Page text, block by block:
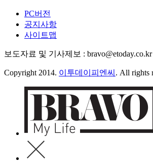
PC버전
공지사항
사이트맵
보도자료 및 기사제보 : bravo@etoday.co.kr
Copyright 2014. 이투데이피엔씨 . All rights